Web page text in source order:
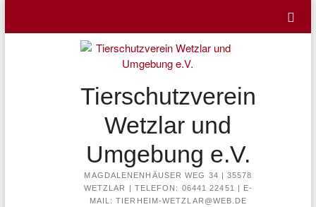
content
Tierschutzverein
Wetzlar und
Umgebung e.V.
MAGDALENENHÄUSER WEG 34 | 35578
WETZLAR | TELEFON: 06441 22451 | E-
MAIL: TIERHEIM-WETZLAR@WEB.DE